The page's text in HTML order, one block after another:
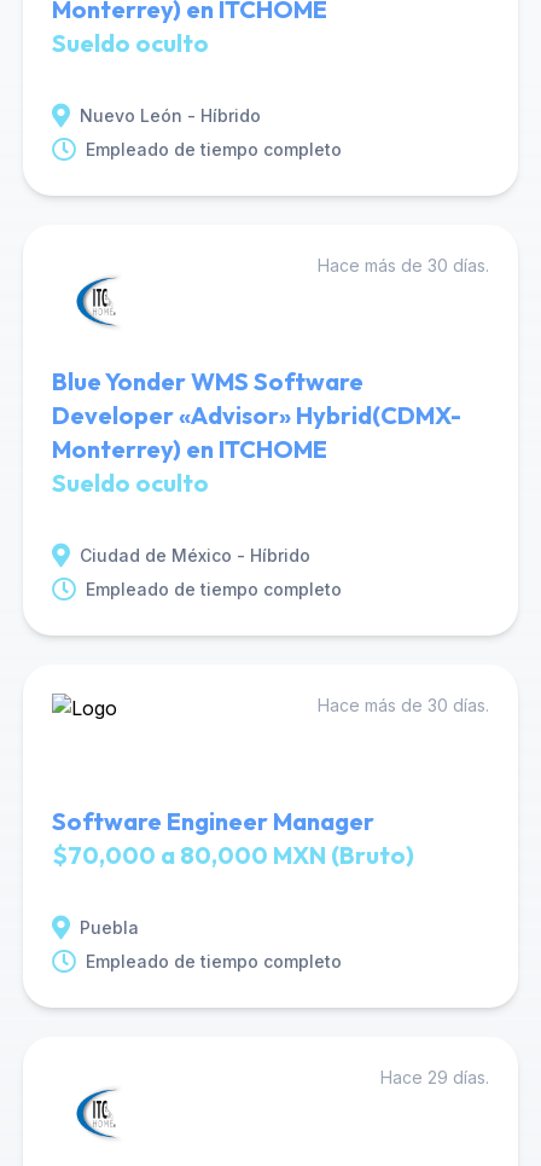
Monterrey) en ITCHOME
Sueldo oculto
Nuevo León - Híbrido
Empleado de tiempo completo
Hace más de 30 días.
Blue Yonder WMS Software
Developer «Advisor» Hybrid(CDMX-
Monterrey) en ITCHOME
Sueldo oculto
Ciudad de México - Híbrido
Empleado de tiempo completo
Hace más de 30 días.
Software Engineer Manager
$70,000 a 80,000 MXN (Bruto)
Puebla
Empleado de tiempo completo
Hace 29 días.